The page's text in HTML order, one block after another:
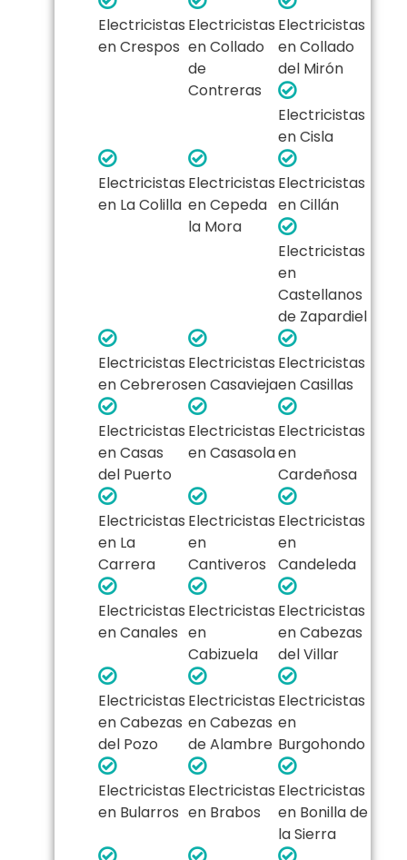
Electricistas
en Crespos
Electricistas
en Collado
de
Contreras
Electricistas
en Collado
del Mirón
Electricistas
en Cisla
Electricistas
en La Colilla
Electricistas
en Cepeda
la Mora
Electricistas
en Cillán
Electricistas
en
Castellanos
de Zapardiel
Electricistas
en Cebreros
Electricistas
en Casavieja
Electricistas
en Casillas
Electricistas
en Casas
del Puerto
Electricistas
en Casasola
Electricistas
en
Cardeñosa
Electricistas
en La
Carrera
Electricistas
en
Cantiveros
Electricistas
en
Candeleda
Electricistas
en Canales
Electricistas
en
Cabizuela
Electricistas
en Cabezas
del Villar
Electricistas
en Cabezas
del Pozo
Electricistas
en Cabezas
de Alambre
Electricistas
en
Burgohondo
Electricistas
en Bularros
Electricistas
en Brabos
Electricistas
en Bonilla de
la Sierra